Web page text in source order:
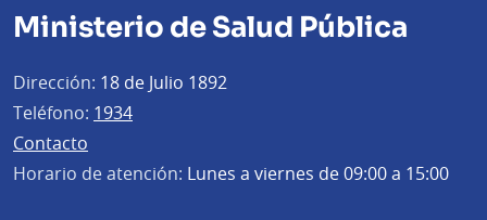
Ministerio de Salud Pública
Dirección: 18 de Julio 1892
Teléfono: 1934
Contacto
Horario de atención: Lunes a viernes de 09:00 a 15:00